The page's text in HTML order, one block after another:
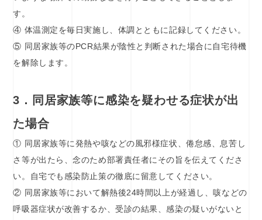
す。
④ 体温測定を毎日実施し、体調とともに記録してください。
⑤ 同居家族等のPCR結果が陰性と判断された場合に自宅待機
を解除します。
3．同居家族等に感染を疑わせる症状が出
た場合
① 同居家族等に発熱や咳などの風邪様症状、倦怠感、息苦し
さ等が出たら、念のため部署責任者にその旨を伝えてくださ
い。自宅でも感染防止策の徹底に留意してください。
② 同居家族等において解熱後24時間以上が経過し、咳などの
呼吸器症状が改善するか、受診の結果、感染の疑いがないと